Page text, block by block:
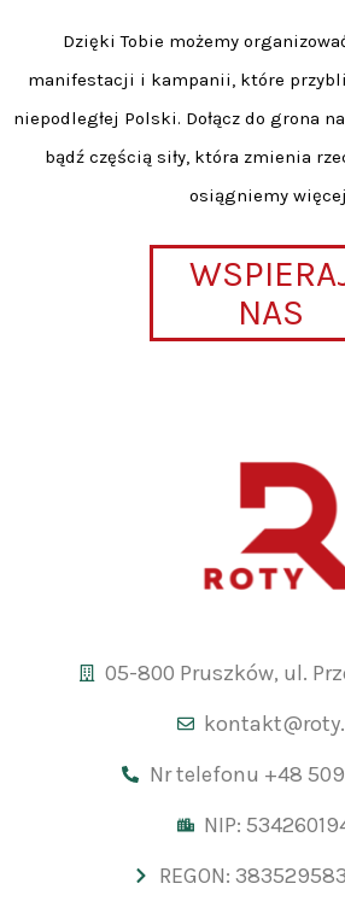
Dzięki Tobie możemy
manifestacji i kampanii, które
niepodległej Polski. Dołącz do grona
bądź częścią siły, która zmienia
osiągniemy
NAS
05-800 Pruszków, ul.
Nr telefonu +48 509
NIP:
REGON: